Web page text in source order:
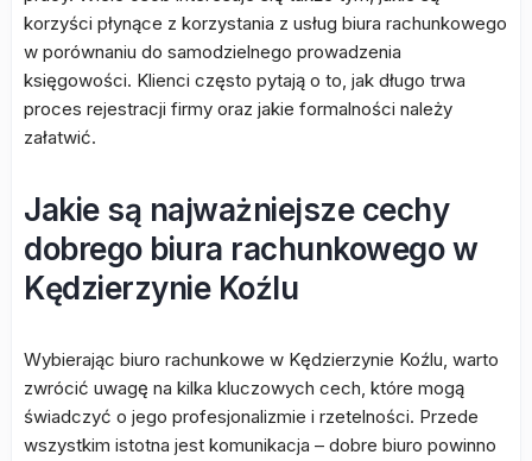
korzyści płynące z korzystania z usług biura rachunkowego
w porównaniu do samodzielnego prowadzenia
księgowości. Klienci często pytają o to, jak długo trwa
proces rejestracji firmy oraz jakie formalności należy
załatwić.
Jakie są najważniejsze cechy
dobrego biura rachunkowego w
Kędzierzynie Koźlu
Wybierając biuro rachunkowe w Kędzierzynie Koźlu, warto
zwrócić uwagę na kilka kluczowych cech, które mogą
świadczyć o jego profesjonalizmie i rzetelności. Przede
wszystkim istotna jest komunikacja – dobre biuro powinno